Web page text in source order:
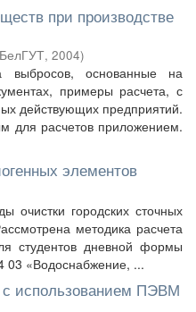
при производстве
БелГУТ, 2004)
выбросов, основанные на
примеры расчета, с
действующих предприятий.
для расчетов приложением.
элементов
очистки городских сточных
методика расчета
студентов дневной формы
03 «Водоснабжение, ...
использованием ПЭВМ